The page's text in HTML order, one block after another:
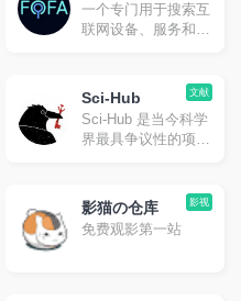
一个专门用于搜索互
联网设备、服务和网
文献
Sci-Hub
Sci-Hub 是当今科学
界最具争议性的项
制地 提供所有科学
知识。
影视
影猫の仓库
免费观影第一站